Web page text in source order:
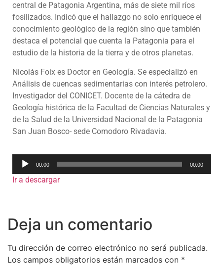
central de Patagonia Argentina, más de siete mil ríos
fosilizados. Indicó que el hallazgo no solo enriquece el
conocimiento geológico de la región sino que también
destaca el potencial que cuenta la Patagonia para el
estudio de la historia de la tierra y de otros planetas.
Nicolás Foix es Doctor en Geología. Se especializó en
Análisis de cuencas sedimentarias con interés petrolero.
Investigador del CONICET. Docente de la cátedra de
Geología histórica de la Facultad de Ciencias Naturales y
de la Salud de la Universidad Nacional de la Patagonia
San Juan Bosco- sede Comodoro Rivadavia.
Reproductor
audio
00:00 00:00
Ir a descargar
Deja un comentario
Tu dirección de correo electrónico no será publicada.
Los campos obligatorios están marcados con *